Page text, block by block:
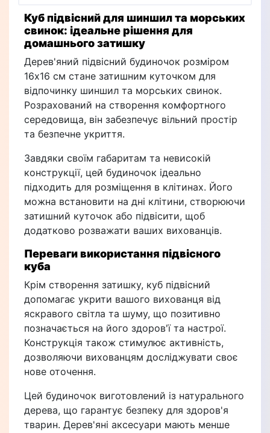
Куб підвісний для шиншил та морських
свинок: ідеальне рішення для
домашнього затишку
Дерев'яний підвісний будиночок розміром
16х16 см стане затишним куточком для
відпочинку шиншил та морських свинок.
Розрахований на створення комфортного
середовища, він забезпечує вільний простір
та безпечне укриття.
Завдяки своїм габаритам та невисокій
конструкції, цей будиночок ідеально
підходить для розміщення в клітинах. Його
можна встановити на дні клітини, створюючи
затишний куточок або підвісити, щоб
додатково розважати ваших вихованців.
Переваги використання підвісного
куба
Крім створення затишку, куб підвісний
допомагає укрити вашого вихованця від
яскравого світла та шуму, що позитивно
позначається на його здоров'ї та настрої.
Конструкція також стимулює активність,
дозволяючи вихованцям досліджувати своє
нове оточення.
Цей будиночок виготовлений із натурального
дерева, що гарантує безпеку для здоров'я
тварин. Дерев'яні аксесуари мають менше